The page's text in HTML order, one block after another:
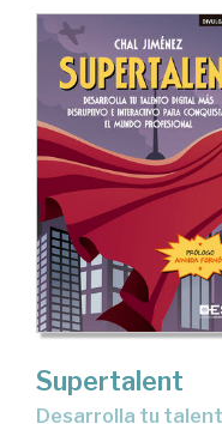
Supertalent
desarrolla tu talento digital más disruptivo e